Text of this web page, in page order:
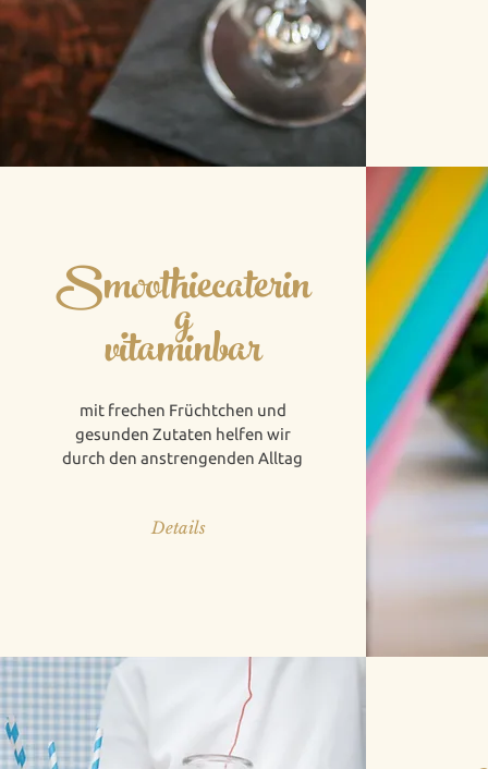
Smoothiecaterin
g
vitaminbar
mit frechen Früchtchen und
gesunden Zutaten helfen wir
durch den anstrengenden Alltag
Details